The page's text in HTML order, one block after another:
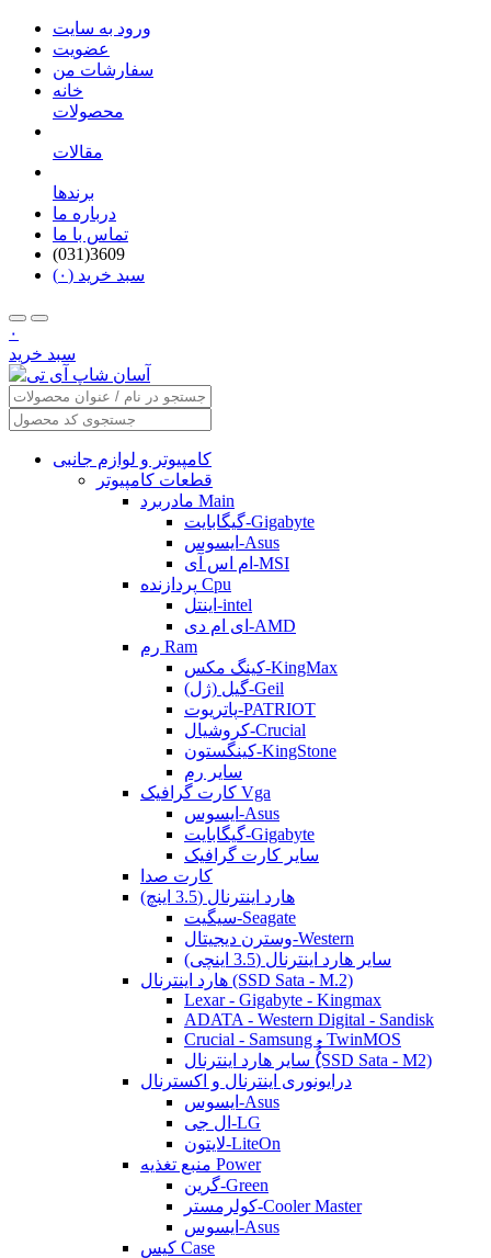
ورود به سایت
عضویت
سفارشات من
خانه
محصولات
مقالات
برندها
درباره ما
تماس با ما
(031)3609
سبد خرید (۰)
۰
سبد خرید
کامپیوتر و لوازم جانبی
قطعات کامپیوتر
مادربرد Main
گیگابایت-Gigabyte
ایسوس-Asus
ام اس آی-MSI
پردازنده Cpu
اینتل-intel
ای ام دی-AMD
رم Ram
کینگ مکس-KingMax
گیل (ژل)-Geil
پاتریوت-PATRIOT
کروشیال-Crucial
کینگستون-KingStone
سایر رم
کارت گرافیک Vga
ایسوس-Asus
گیگابایت-Gigabyte
سایر کارت گرافیک
کارت صدا
هارد اینترنال (3.5 اینچ)
سیگیت-Seagate
وسترن دیجیتال-Western
سایر هارد اینترنال (3.5 اینچی)
هارد اینترنال (SSD Sata - M.2)
Lexar - Gigabyte - Kingmax
ADATA - Western Digital - Sandisk
Crucial - Samsung - TwinMOS
سایر هارد اینترنال (ُُُِSSD Sata - M2)
درایونوری اینترنال و اکسترنال
ایسوس-Asus
ال جی-LG
لایتون-LiteOn
منبع تغذیه Power
گرین-Green
کولرمستر-Cooler Master
ایسوس-Asus
کیس Case